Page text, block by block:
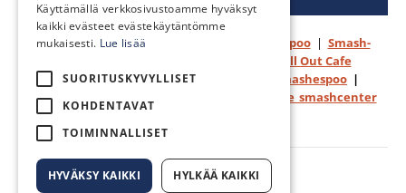
Seuraa Facebookissa: Smash Espoo| Smash-
Chill Out Cafe
Seuraa Instagramissa:smash.suomi smashespoo |
smashkotka
chilloutcafe_smashcenter
Smash ry | Suomen suurin mailapeliseura
Käyttämällä verkkosivustoamme hyväksyt
kaikki evästeet evästekäytäntömme
mukaisesti. Lue lisää
SUORITUSKYVYLLISET
KOHDENTAVAT
TOIMINNALLISET
HYVÄKSY KAIKKI HYLKÄÄ KAIKKI